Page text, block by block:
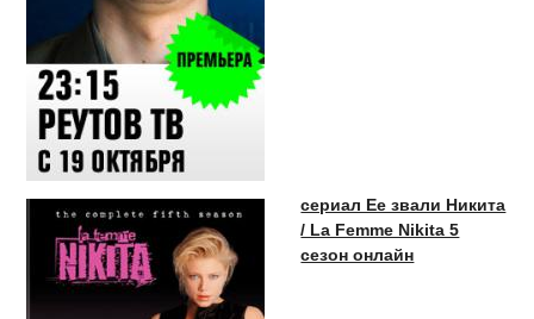
сериал Ее звали Никита
/ La Femme Nikita 5
сезон онлайн